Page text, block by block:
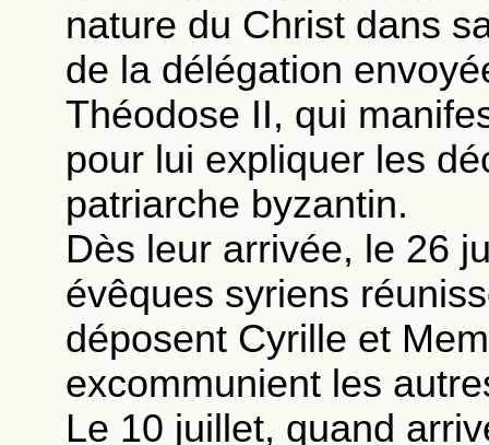
nature du Christ dans
de la délégation
Théodose II, qui
pour lui expliquer les
patriarche byzantin.
Dès leur arrivée, le 26
évêques syriens
déposent Cyrille et
excommunient les
Le 10 juillet, quand